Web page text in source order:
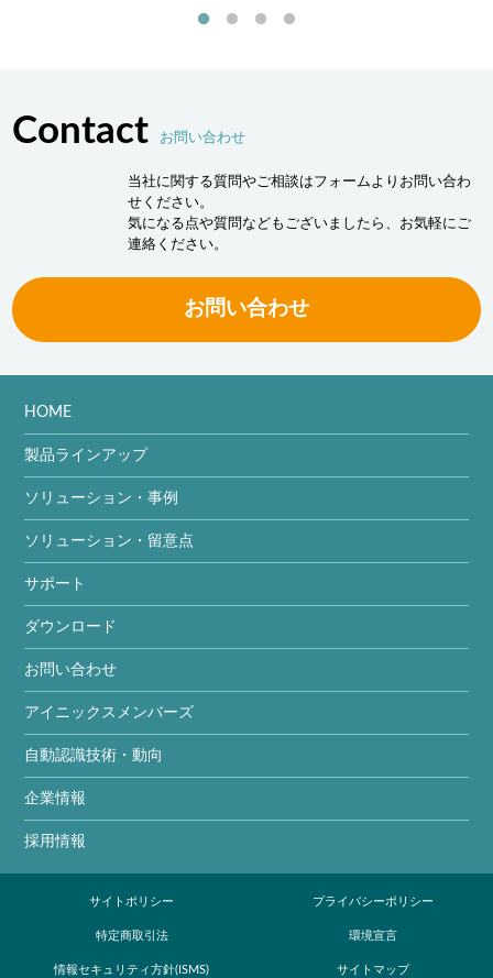
Contact お問い合わせ
当社に関する質問やご相談はフォームよりお問い合わ
せください。
気になる点や質問などもございましたら、お気軽にご
連絡ください。
お問い合わせ
HOME
製品ラインアップ
ソリューション・事例
ソリューション・留意点
サポート
ダウンロード
お問い合わせ
アイニックスメンバーズ
自動認識技術・動向
企業情報
採用情報
サイトポリシー プライバシーポリシー
特定商取引法 環境宣言
情報セキュリティ方針(ISMS) サイトマップ